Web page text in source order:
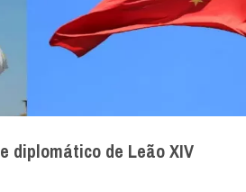
diplomático de Leão XIV